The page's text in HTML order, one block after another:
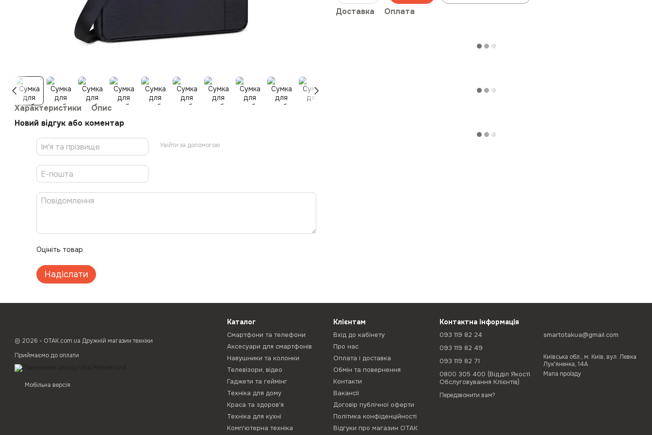
Характеристики
Опис
Новий відгук або коментар
Увійти за допомогою
Оцініть товар
Надіслати
Доставка Оплата
© 2026 - ОТАК.com.ua Дружній магазин техніки
Приймаємо до оплати
Мобільна версія
Каталог
Смартфони та телефони
Аксесуари для смартфонів
Навушники та колонки
Телевізори, відео
Гаджети та геймінг
Техніка для дому
Краса та здоров'я
Техніка для кухні
Комп'ютерна техніка
Клієнтам
Вхід до кабінету
Про нас
Оплата і доставка
Обмін та повернення
Контакти
Вакансії
Договір публічної оферти
Політика конфіденційності
Відгуки про магазин ОТАК
Контактна інформація
093 119 82 24
093 119 82 49
093 119 82 71
0800 305 400 (Відділ Якості
Обслуговування Клієнтів)
Передзвонити вам?
smartotakua@gmail.com
Київська обл., м. Київ, вул. Левка
Лук'яненка, 14А
Мапа проїзду